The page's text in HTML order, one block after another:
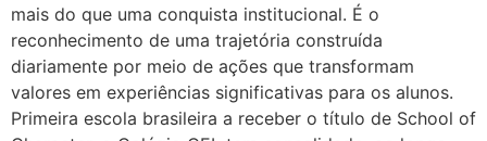
mais do que uma conquista institucional. É o
reconhecimento de uma trajetória construída
diariamente por meio de ações que transformam
valores em experiências significativas para os alunos.
Primeira escola brasileira a receber o título de School of